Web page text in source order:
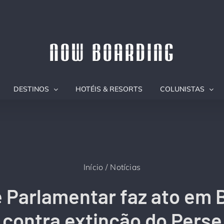
DESTINOS HOTÉIS & RESORTS COLUNISTAS
Início Notícias
Parlamentar faz ato em